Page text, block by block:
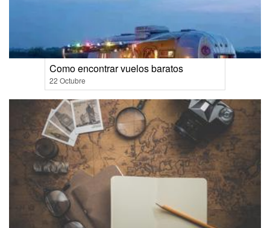
Como encontrar vuelos baratos
22 Octubre